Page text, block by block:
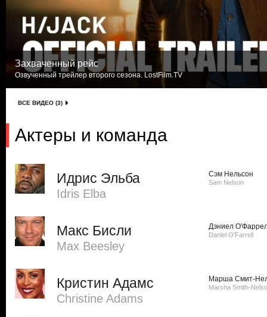
Захваченный рейс
Озвученный трейлер второго сезона. LostFilm.TV
ВСЕ ВИДЕО (3)
Актеры и команда
Идрис Эльба
Idris Elba
Сэм Нельсон
Sam Nelson
Макс Бисли
Max Beesley
Дэниел
Daniel O'Farrell
Кристин Адамс
Christine Adams
Марша Смит-
Marsha Smith-